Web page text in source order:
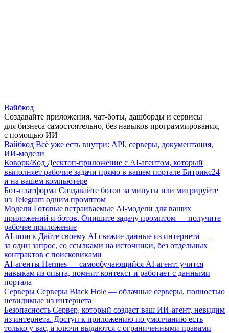
Вайбкод
Создавайте приложения, чат-боты, дашборды и сервисы
для бизнеса самостоятельно, без навыков программирования,
с помощью ИИ
Вайбкод Всё уже есть внутри: API, серверы, документация,
ИИ-модели
Коворк/Код Десктоп-приложение с AI-агентом, который
выполняет рабочие задачи прямо в вашем портале Битрикс24
и на вашем компьютере
Бот-платформа Создавайте ботов за минуты или мигрируйте
из Telegram одним промптом
Модели Готовые встраиваемые AI-модели для ваших
приложений и ботов. Опишите задачу промптом — получите
рабочее приложение
AI-поиск Дайте своему AI свежие данные из интернета —
за один запрос, со ссылками на источники, без отдельных
контрактов с поисковиками
AI-агенты Hermes — самообучающийся AI-агент: учится
навыкам из опыта, помнит контекст и работает с данными
портала
Серверы Серверы Black Hole — облачные серверы, полностью
невидимые из интернета
Безопасность Сервер, который создаст ваш ИИ-агент, невидим
из интернета. Доступ к приложению по умолчанию есть
только у вас, а ключи выдаются с ограниченными правами